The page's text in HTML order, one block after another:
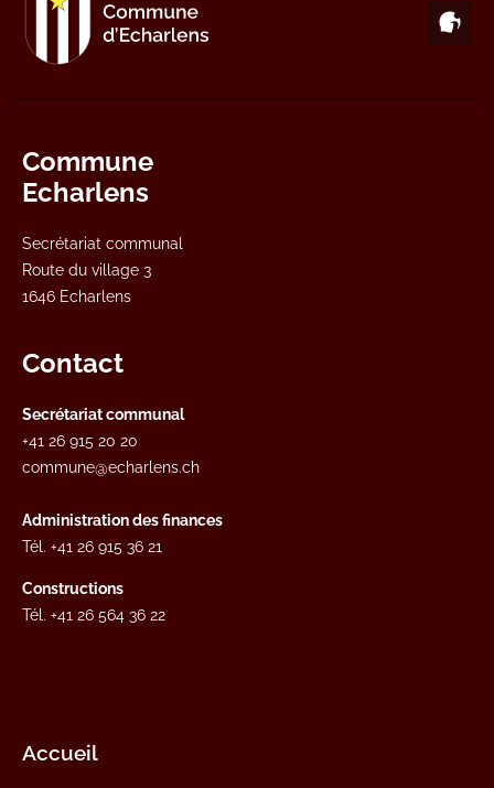
Commune
Echarlens
Secrétariat communal
Route du village 3
1646 Echarlens
Contact
Secrétariat communal
+41 26 915 20 20
commune@echarlens.ch
Administration des finances
Tél. +41 26 915 36 21
Constructions
Tél. +41 26 564 36 22
Accueil